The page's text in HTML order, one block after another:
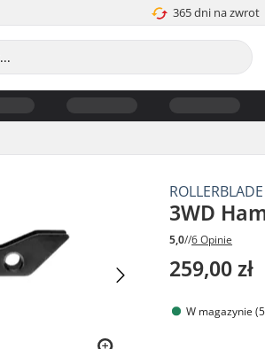
365 dni na zwrot
ROLLERBLADE
3WD
5,0//6 Opinie
259,00 zł
W magazynie